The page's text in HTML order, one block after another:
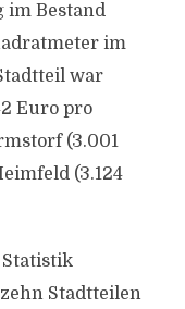
im Bestand
im
war
Euro pro
(3.001
(3.124
Statistik
Stadtteilen